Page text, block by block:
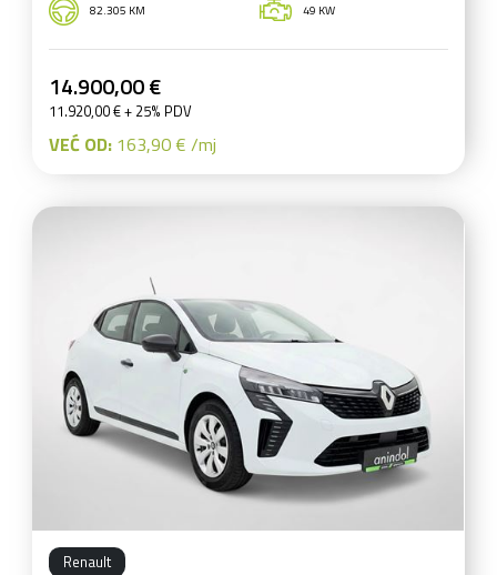
82.305 KM 49 KW
14.900,00 €
11.920,00 € + 25% PDV
VEĆ OD: 163,90 € /mj
Renault